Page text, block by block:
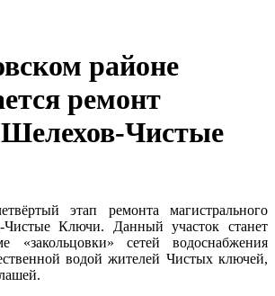
районе
ремонт
Шелехов-Чистые
этап ремонта магистрального
Чистые Ключи. Данный участок станет
«закольцовки» сетей водоснабжения
водой жителей Чистых ключей,